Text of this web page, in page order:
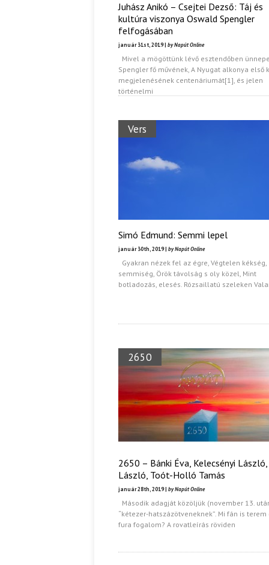
Juhász Anikó – Csejtei Dezső: Táj és
kultúra viszonya Oswald Spengler
felfogásában
január 31st, 2019 | by Napút Online
Mivel a mögöttünk lévő esztendőben
Spengler fő művének, A Nyugat alkonya első
megjelenésének centenáriumát[1], és jelen
történelmi
Vers
Simó Edmund: Semmi lepel
január 30th, 2019 | by Napút Online
Gyakran nézek fel az égre, Végtelen kékség,
semmiség, Örök távolság s oly közel, Mint
botladozás, elesés. Rózsaillatú szeleken
2650
2650 – Bánki Éva, Kelecsényi László,
László, Toót-Holló Tamás
január 28th, 2019 | by Napút Online
Második adagját közöljük (november 13.
“kétezer-hatszázötveneknek”. Mi fán is terem
fura fogalom? A rovatleírás röviden
Káplán Géza: Erotikai